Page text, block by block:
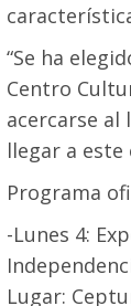
“Se ha
Centro
acercarse
llegar a este
Programa
-Lunes 4:
Lugar: